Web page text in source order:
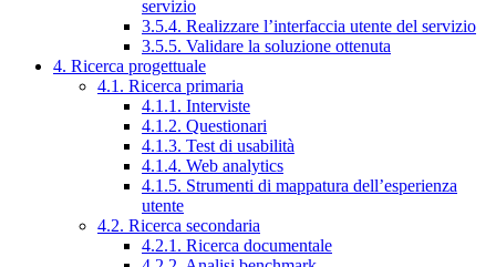
servizio
3.5.4. Realizzare l’interfaccia utente del servizio
3.5.5. Validare la soluzione ottenuta
4. Ricerca progettuale
4.1. Ricerca primaria
4.1.1. Interviste
4.1.2. Questionari
4.1.3. Test di usabilità
4.1.4. Web analytics
4.1.5. Strumenti di mappatura dell’esperienza
utente
4.2. Ricerca secondaria
4.2.1. Ricerca documentale